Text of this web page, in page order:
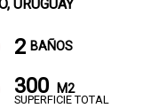
URUGUAY
2 BAÑOS
300 M2
SUPERFICIE TOTAL